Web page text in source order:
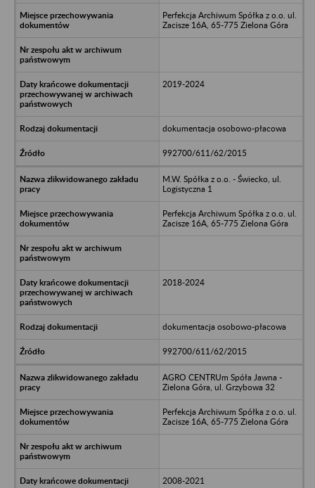
Perfekcja Archiwum Spółka z o.o. ul.
Zacisze 16A, 65-775 Zielona Góra
2019-2024
dokumentacja osobowo-płacowa
992700/611/62/2015
M.W. Spółka z o.o. - Świecko, ul.
Logistyczna 1
Perfekcja Archiwum Spółka z o.o. ul.
Zacisze 16A, 65-775 Zielona Góra
2018-2024
dokumentacja osobowo-płacowa
992700/611/62/2015
AGRO CENTRUm Spóła Jawna -
Zielona Góra, ul. Grzybowa 32
Perfekcja Archiwum Spółka z o.o. ul.
Zacisze 16A, 65-775 Zielona Góra
2008-2021